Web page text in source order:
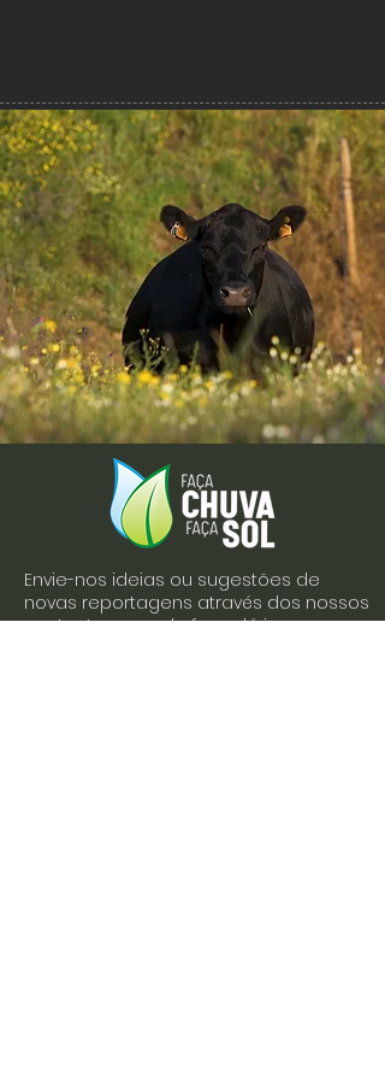
Envie-nos ideias ou sugestões de
novas reportagens através dos nossos
contactos ou pelo formulário.